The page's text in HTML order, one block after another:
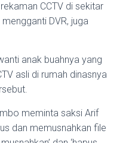
CCTV di sekitar
DVR, juga
anak buahnya yang
asli di rumah dinasnya
meminta saksi Arif
dan memusnahkan file